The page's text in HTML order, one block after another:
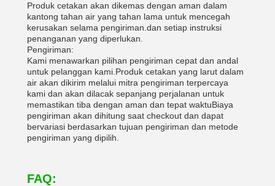
Produk cetakan akan dikemas dengan aman dalam
kantong tahan air yang tahan lama untuk mencegah
kerusakan selama pengiriman.dan setiap instruksi
penanganan yang diperlukan.
Pengiriman:
Kami menawarkan pilihan pengiriman cepat dan andal
untuk pelanggan kami.Produk cetakan yang larut dalam
air akan dikirim melalui mitra pengiriman terpercaya
kami dan akan dilacak sepanjang perjalanan untuk
memastikan tiba dengan aman dan tepat waktuBiaya
pengiriman akan dihitung saat checkout dan dapat
bervariasi berdasarkan tujuan pengiriman dan metode
pengiriman yang dipilih.
FAQ: